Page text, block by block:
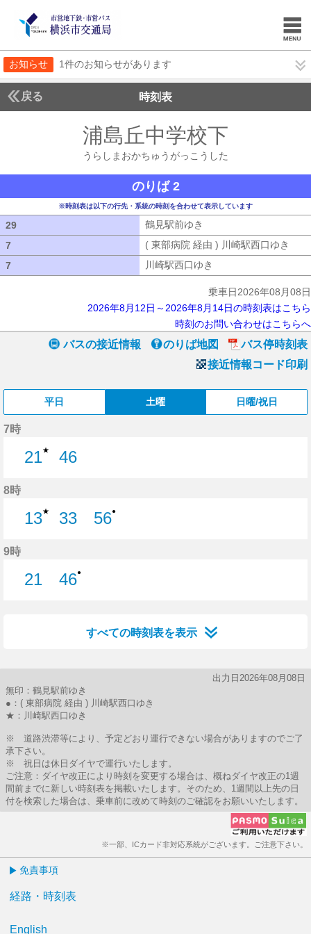
お知らせ 1件のお知らせがあります
戻る 時刻表
浦島丘中学校下
うらしまおかちゅうがっこうした
のりば 2
※時刻表は以下の行先・系統の時刻を合わせて表示しています
29 鶴見駅前ゆき
7
( 東部病院 経由 ) 川崎駅西口ゆき
7
川崎駅西口ゆき
乗車日2026年08月08日
2026年8月12日～2026年8月14日の時刻表はこちら
時刻のお問い合わせはこちらへ
バスの接近情報 のりば地図
バス停時刻表
接近情報コード印刷
平日 土曜 日曜/祝日
7時
21★
46
8時
13★
33
56●
9時
21
46●
すべての時刻表を表示
出力日2026年08月08日
無印：鶴見駅前ゆき
●：( 東部病院 経由 ) 川崎駅西口ゆき
★：川崎駅西口ゆき
※ 道路渋滞等により、予定どおり運行できない場合がありますのでご了
承下さい。
※ 祝日は休日ダイヤで運行いたします。
ご注意：ダイヤ改正により時刻を変更する場合は、概ねダイヤ改正の1週
間前までに新しい時刻表を掲載いたします。そのため、1週間以上先の日
付を検索した場合は、乗車前に改めて時刻のご確認をお願いいたします。
※一部、ICカード非対応系統がございます。ご注意下さい。
免責事項
経路・時刻表
English